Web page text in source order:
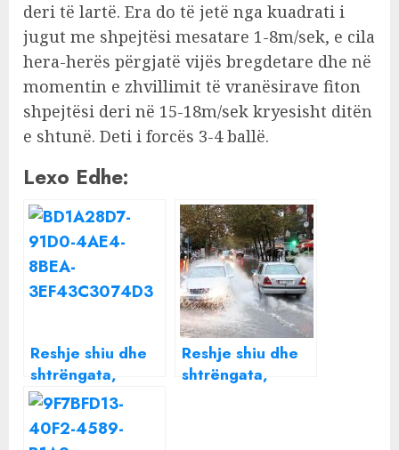
deri të lartë. Era do të jetë nga kuadrati i
jugut me shpejtësi mesatare 1-8m/sek, e cila
hera-herës përgjatë vijës bregdetare dhe në
momentin e zhvillimit të vranësirave fiton
shpejtësi deri në 15-18m/sek kryesisht ditën
e shtunë. Deti i forcës 3-4 ballë.
Lexo Edhe:
Reshje shiu dhe
shtrëngata,
parashikimi i
motit për ditën e
sotme
Reshje shiu dhe
shtrëngata,